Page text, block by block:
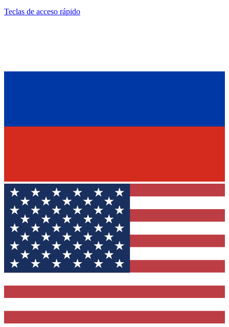
Teclas de acceso rápido